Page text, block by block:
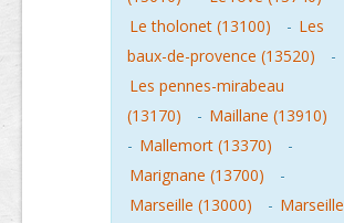
Le tholonet (13100)
- Les
baux-de-provence (13520)
-
Les pennes-mirabeau
(13170)
- Maillane (13910)
- Mallemort (13370)
-
Marignane (13700)
-
Marseille (13000)
- Marseille